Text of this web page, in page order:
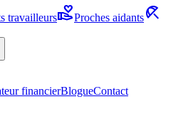
travailleursvolunteer_activismProches aidantsbeach_access
financierBlogueContact